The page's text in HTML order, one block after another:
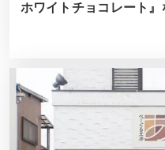
ホワイトチョコレート』